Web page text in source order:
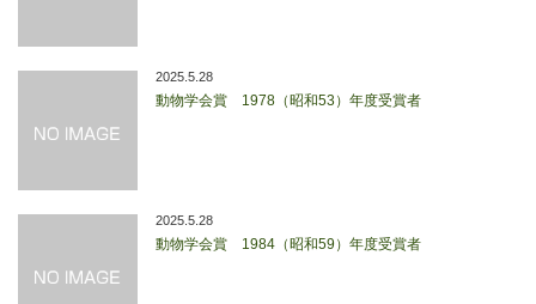
2025.5.28
動物学会賞 1978（昭和53）年度受賞者
2025.5.28
動物学会賞 1984（昭和59）年度受賞者